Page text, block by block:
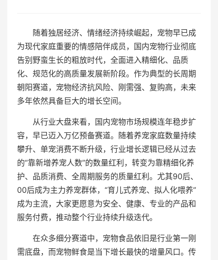
随着独居经济、情绪经济持续崛起，宠物早已成
为现代家庭重要的情感陪伴成员，国内宠物行业彻底
告别野蛮生长的粗放时代，全面进入精细化、品质
化、规范化的高质量发展新阶段。作为典型的长周期
朝阳赛道，宠物经济抗风险、刚需强、复购高，未来
多年依然具备巨大的增长空间。
从行业大盘来看，国内宠物市场规模连年稳步扩
容，早已迈入万亿预备赛道。随着养宠家庭数量持续
攀升、单宠消费不断升级，行业增长逻辑已经从过去
的“靠新增养宠人数”的数量红利，转变为靠精细化养
护、品质消费、全周期服务的质量红利。尤其90后、
00后成为主力养宠群体，“育儿式养宠、拟人化喂养”
成为主流，大家更愿意为安全、健康、专业的产品和
服务付费，推动整个行业持续升级迭代。
在众多细分赛道中，宠物食品依旧是行业第一刚
需底盘，而宠物鲜食是当下增长最快的增量风口。传